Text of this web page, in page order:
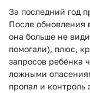
За последний год
После обновления
она больше не
помогали), плюс,
запросов ребёнка
ложными
пропал и контроль